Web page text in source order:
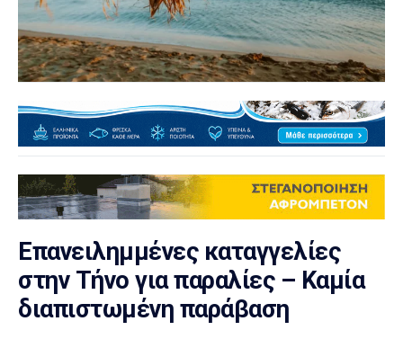
Επανειλημμένες καταγγελίες
στην Τήνο για παραλίες – Καμία
διαπιστωμένη παράβαση